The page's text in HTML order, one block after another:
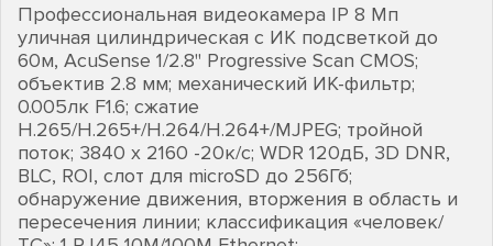
Профессиональная видеокамера IP 8 Мп
уличная цилиндрическая с ИК подсветкой до
60м, AcuSense 1/2.8" Progressive Scan CMOS;
объектив 2.8 мм; механический ИК-фильтр;
0.005лк F1.6; сжатие
H.265/H.265+/H.264/H.264+/MJPEG; тройной
поток; 3840 х 2160 -20к/с; WDR 120дБ, 3D DNR,
BLC, ROI, слот для microSD до 256Гб;
обнаружение движения, вторжения в область и
пересечения линии; классификация «человек/